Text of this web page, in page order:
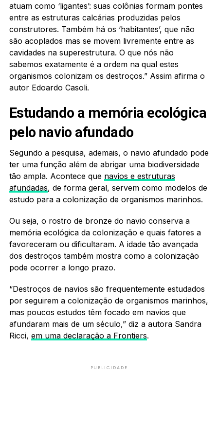
atuam como ‘ligantes’: suas colônias formam pontes
entre as estruturas calcárias produzidas pelos
construtores. Também há os ‘habitantes’, que não
são acoplados mas se movem livremente entre as
cavidades na superestrutura. O que nós não
sabemos exatamente é a ordem na qual estes
organismos colonizam os destroços.” Assim afirma o
autor Edoardo Casoli.
Estudando a memória ecológica
pelo navio afundado
Segundo a pesquisa, ademais, o navio afundado pode
ter uma função além de abrigar uma biodiversidade
tão ampla. Acontece que navios e estruturas
afundadas, de forma geral, servem como modelos de
estudo para a colonização de organismos marinhos.
Ou seja, o rostro de bronze do navio conserva a
memória ecológica da colonização e quais fatores a
favoreceram ou dificultaram. A idade tão avançada
dos destroços também mostra como a colonização
pode ocorrer a longo prazo.
“Destroços de navios são frequentemente estudados
por seguirem a colonização de organismos marinhos,
mas poucos estudos têm focado em navios que
afundaram mais de um século,” diz a autora Sandra
Ricci, em uma declaração a Frontiers.
PUBLICIDADE